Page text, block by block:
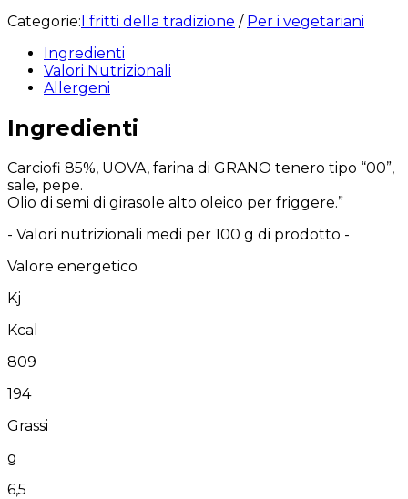
Categorie: I fritti della tradizione / Per i vegetariani
Ingredienti
Valori Nutrizionali
Allergeni
Ingredienti
Carciofi 85%, UOVA, farina di GRANO tenero tipo “00”,
sale, pepe.
Olio di semi di girasole alto oleico per friggere.”
- Valori nutrizionali medi per 100 g di prodotto -
Valore energetico
Kj
Kcal
809
194
Grassi
g
6,5